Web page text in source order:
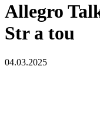
Allegro
Str a tou
04.03.2025